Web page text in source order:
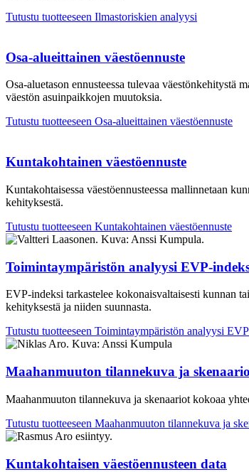
Tutustu tuotteeseen Ilmastoriskien analyysi
Osa-alueittainen väestöennuste
Osa-aluetason ennusteessa tulevaa väestönkehitystä
väestön asuinpaikkojen muutoksia.
Tutustu tuotteeseen Osa-alueittainen väestöennuste
Kuntakohtainen väestöennuste
Kuntakohtaisessa väestöennusteessa mallinnetaan
kehityksestä.
Tutustu tuotteeseen Kuntakohtainen väestöennuste
Toimintaympäristön analyysi EVP-
EVP-indeksi tarkastelee kokonaisvaltai­sesti kunnan
kehityksestä ja niiden suunnasta.
Tutustu tuotteeseen Toimintaympäristön analyysi
Maahanmuuton tilannekuva ja
Maahanmuuton tilannekuva ja skenaariot kokoaa
Tutustu tuotteeseen Maahanmuuton tilannekuva ja
Kuntakohtaisen väestöennusteen data